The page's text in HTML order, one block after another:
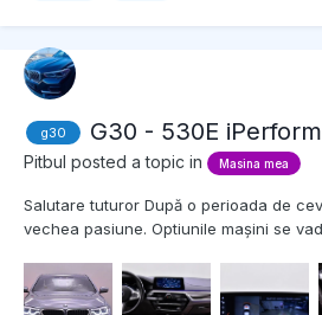
g30 G30 - 530E
Pitbul posted a topic in Masina mea
Salutare tuturor După o perioada de
vechea pasiune. Optiunile mașini se
o masina care uimeste pe zi ce trece,
Pana acum mi se pare o m...